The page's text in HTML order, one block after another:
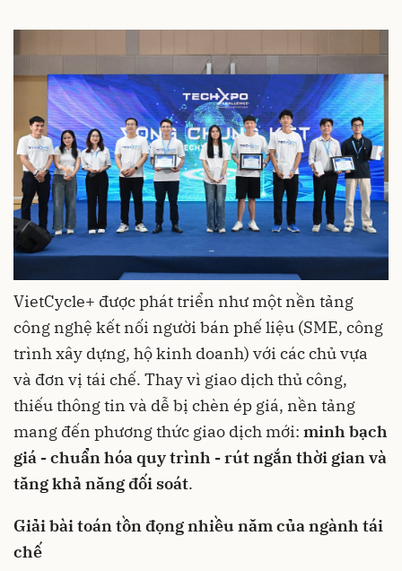
VietCycle+ được phát triển như một nền tảng
công nghệ kết nối người bán phế liệu (SME, công
trình xây dựng, hộ kinh doanh) với các chủ vựa
và đơn vị tái chế. Thay vì giao dịch thủ công,
thiếu thông tin và dễ bị chèn ép giá, nền tảng
mang đến phương thức giao dịch mới: minh bạch
giá - chuẩn hóa quy trình - rút ngắn thời gian và
tăng khả năng đối soát.
Giải bài toán tồn đọng nhiều năm của ngành tái
chế